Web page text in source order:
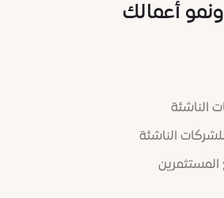
أعمالك
الناشئة
الناشئة